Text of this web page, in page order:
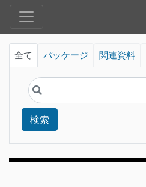
全て パッケージ 関連資料
検索